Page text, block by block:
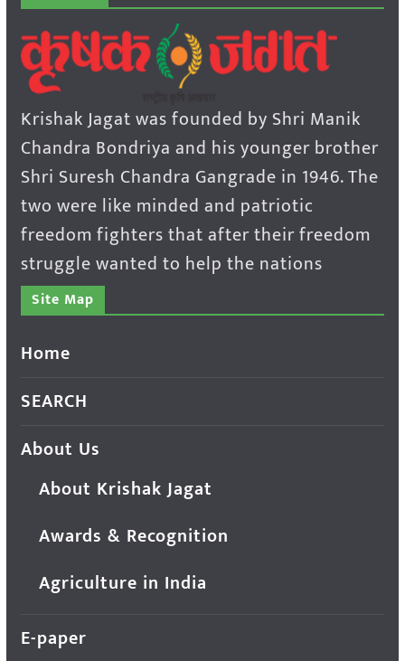
Krishak Jagat was founded by Shri Manik
Chandra Bondriya and his younger brother
Shri Suresh Chandra Gangrade in 1946. The
two were like minded and patriotic
freedom fighters that after their freedom
struggle wanted to help the nations
Site Map
Home
SEARCH
About Us
About Krishak Jagat
Awards & Recognition
Agriculture in India
E-paper